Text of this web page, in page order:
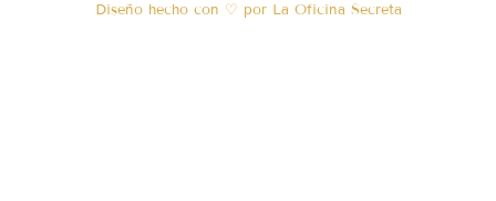
Diseño hecho con ♡ por La Oficina Secreta